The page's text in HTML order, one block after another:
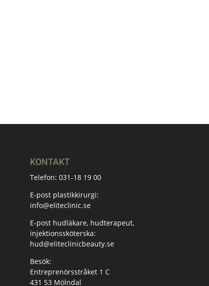
KONTAKT
Telefon:031-18 19 00
E-post plastikkirurgi:
info@eliteclinic.se
E-post hudläkare, hudterapeut,
injektionssköterska:
hud@eliteclinicbeauty.se
Besök:
Entreprenörsstråket 1 C
431 53 Mölndal